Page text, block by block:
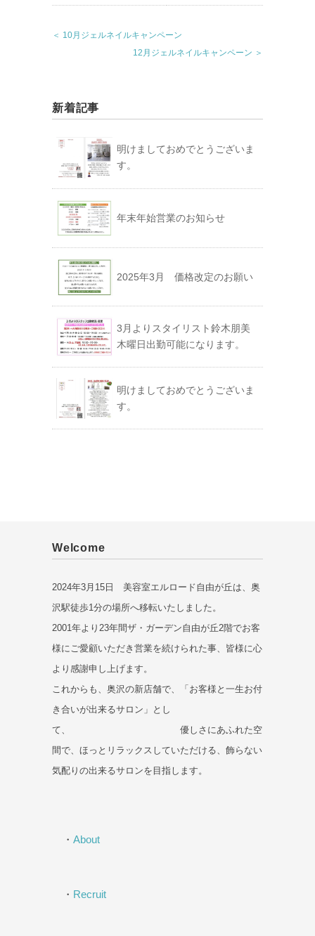
＜ 10月ジェルネイルキャンペーン
12月ジェルネイルキャンペーン ＞
新着記事
明けましておめでとうございま
す。
年末年始営業のお知らせ
2025年3月 価格改定のお願い
3月よりスタイリスト鈴木朋美
木曜日出勤可能になります。
明けましておめでとうございま
す。
Welcome
2024年3月15日 美容室エルロード自由が丘は、奥
沢駅徒歩1分の場所へ移転いたしました。
2001年より23年間ザ・ガーデン自由が丘2階でお客
様にご愛顧いただき営業を続けられた事、皆様に心
より感謝申し上げます。
これからも、奥沢の新店舗で、「お客様と一生お付
き合いが出来るサロン」とし
て、 優しさにあふれた空
間で、ほっとリラックスしていただける、飾らない
気配りの出来るサロンを目指します。
・ About
・ Recruit